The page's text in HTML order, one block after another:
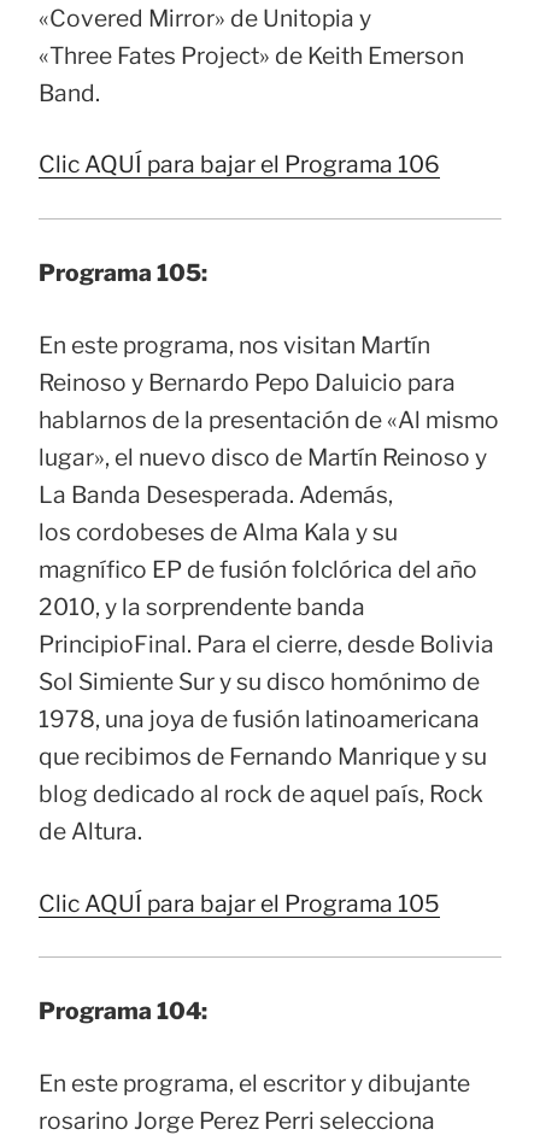
«Covered Mirror» de Unitopia y
«Three Fates Project» de Keith Emerson
Band.
Clic AQUÍ para bajar el Programa 106
Programa 105:
En este programa, nos visitan Martín
Reinoso y Bernardo Pepo Daluicio para
hablarnos de la presentación de «Al mismo
lugar», el nuevo disco de Martín Reinoso y
La Banda Desesperada. Además,
los cordobeses de Alma Kala y su
magnífico EP de fusión folclórica del año
2010, y la sorprendente banda
PrincipioFinal. Para el cierre, desde Bolivia
Sol Simiente Sur y su disco homónimo de
1978, una joya de fusión latinoamericana
que recibimos de Fernando Manrique y su
blog dedicado al rock de aquel país, Rock
de Altura.
Clic AQUÍ para bajar el Programa 105
Programa 104:
En este programa, el escritor y dibujante
rosarino Jorge Perez Perri selecciona